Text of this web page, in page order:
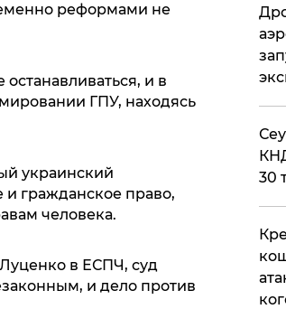
реформами не
и в
ГПУ, находясь
украинский
и гражданское право,
человека.
в ЕСПЧ, суд
и дело против
30